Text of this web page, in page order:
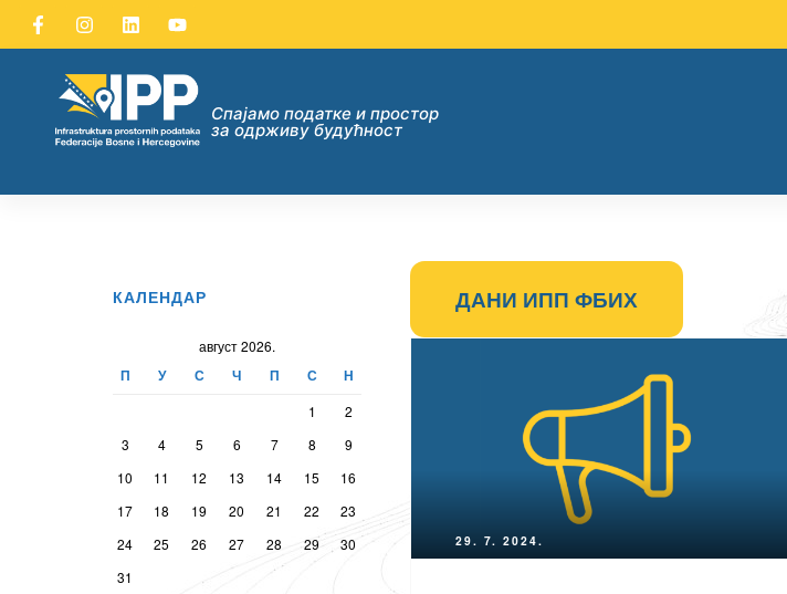
Спајамо податке и простор
за одрживу будућност
КАЛЕНДАР
август 2026.
П У С Ч П С Н
1
2
3
4 5 6 7 8
9
10
11 12 13 14 15
16
17
18 19 20 21 22
23
24
25 26 27 28 29
30
31
ДАНИ ИПП ФБИХ
29. 7. 2024.